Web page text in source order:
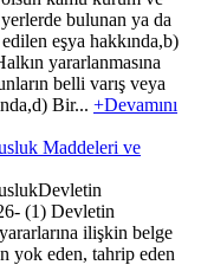
bulunan ya da
eşya hakkında,b)
yararlanmasına
belli varış veya
Bir... +Devamını
Maddeleri ve
(1) Devletin
ilişkin belge
yok eden, tahrip eden